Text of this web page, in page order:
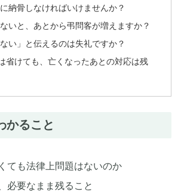
納骨しなければいけませんか？
いと、あとから弔問客が増えますか？
ない」と伝えるのは失礼ですか？
省けても、亡くなったあとの対応は残
かること
ても法律上問題はないのか
必要なまま残ること